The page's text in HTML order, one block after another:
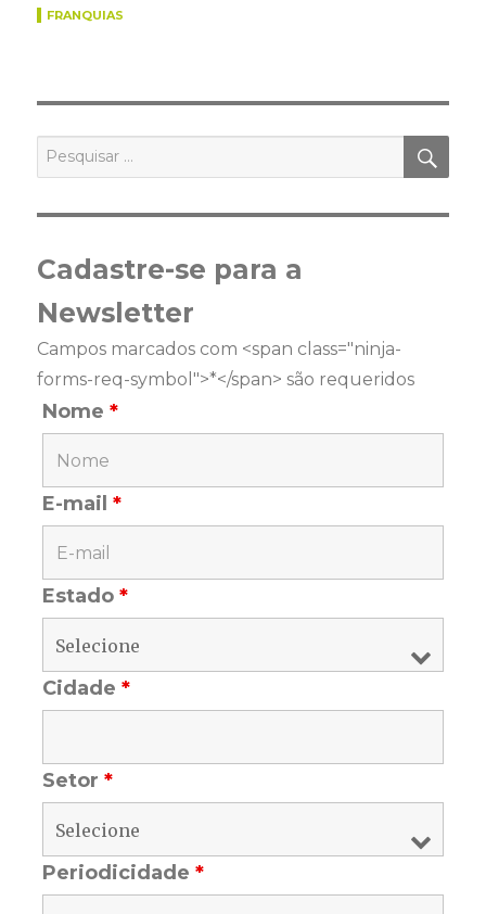
FRANQUIAS
Pesquisar
por:
Cadastre-se para a
Newsletter
Campos marcados com <span class="ninja-
forms-req-symbol">*</span> são requeridos
Nome*
E-mail*
Estado*
Cidade*
Setor*
Periodicidade*